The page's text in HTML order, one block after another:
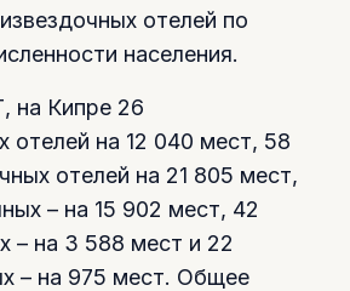
отелей по
населения.
на Кипре 26
отелей на 12 040 мест, 58
отелей на 21 805 мест,
– на 15 902 мест, 42
– на 3 588 мест и 22
– на 975 мест. Общее